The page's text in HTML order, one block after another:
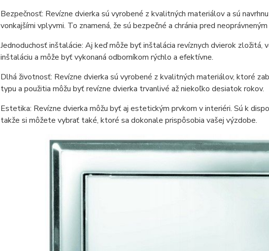
Bezpečnosť: Revízne dvierka sú vyrobené z kvalitných materiálov a sú
vonkajšími vplyvmi. To znamená, že sú bezpečné a chránia pred
Jednoduchosť inštalácie: Aj keď môže byť inštalácia revíznych dvierok
inštaláciu a môže byť vykonaná odborníkom rýchlo a efektívne.
Dlhá životnosť: Revízne dvierka sú vyrobené z kvalitných materiálov, ktoré
typu a použitia môžu byť revízne dvierka trvanlivé až niekoľko desiatok rokov.
Estetika: Revízne dvierka môžu byť aj estetickým prvkom v interiéri. Sú k
takže si môžete vybrať také, ktoré sa dokonale prispôsobia vašej výzdobe.